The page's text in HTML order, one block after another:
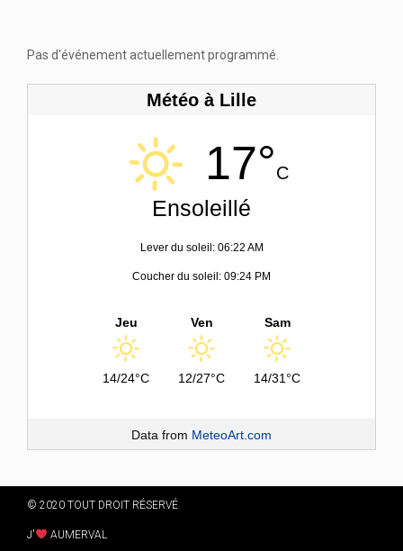
Pas d'événement actuellement programmé.
Météo à Lille
17°C
Ensoleillé
Lever du soleil: 06:22 AM
Coucher du soleil: 09:24 PM
Jeu
14/24°C
Ven
12/27°C
Sam
14/31°C
Data from MeteoArt.com
© 2020 TOUT DROIT RÉSERVÉ
J' AUMERVAL